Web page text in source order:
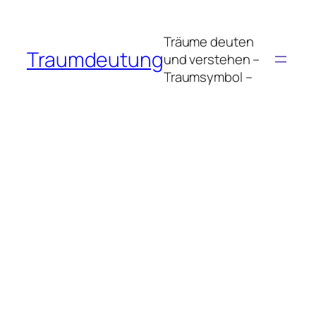
springen
Traumdeutung
Träume deuten
und verstehen –
Traumsymbol –